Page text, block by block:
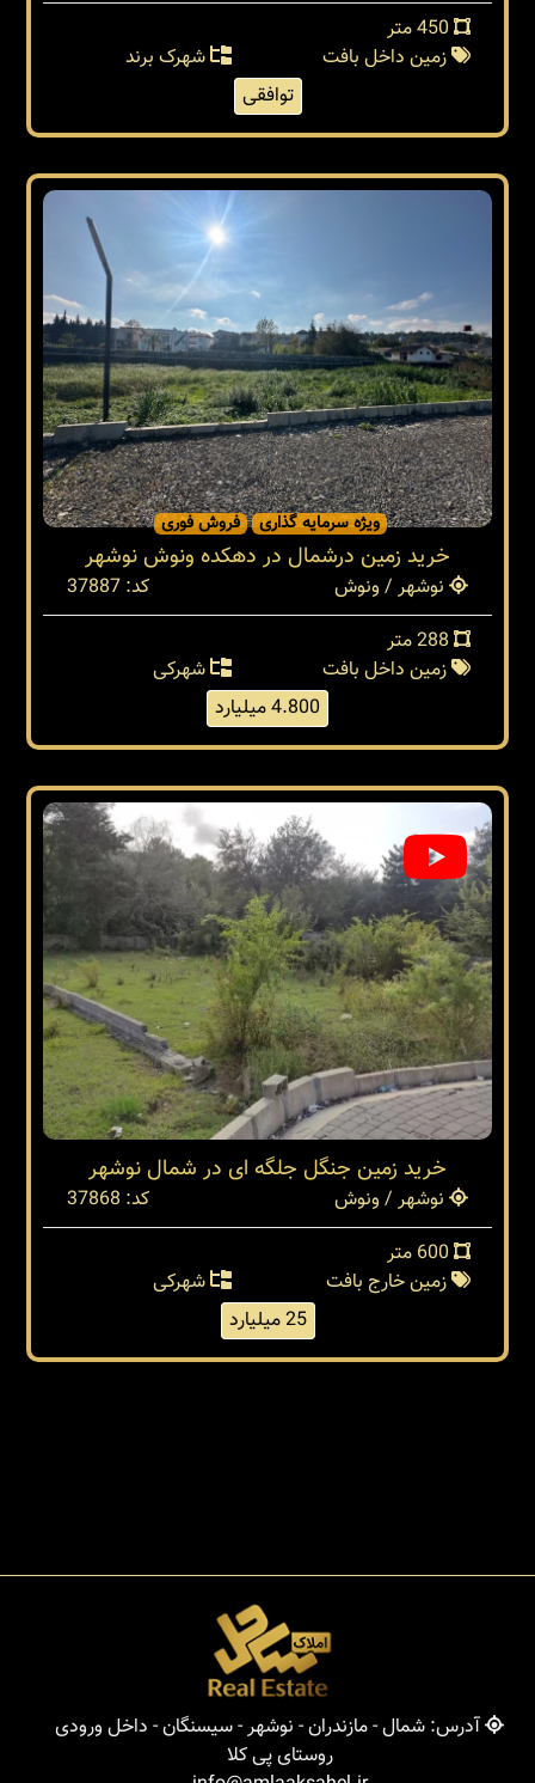
زمین داخل بافت
شهرک برند
توافقی
ویژه سرمایه گذاری فروش فوری
خرید زمین درشمال در دهکده ونوش نوشهر
نوشهر / ونوش
کد: 37887
زمین داخل بافت
شهرکی
4.800 میلیارد
خرید زمین جنگل جلگه ای در شمال نوشهر
نوشهر / ونوش
کد: 37868
زمین خارج بافت
شهرکی
25 میلیارد
آدرس: شمال - مازندران - نوشهر - سیسنگان - داخل ورودی
روستای پی کلا